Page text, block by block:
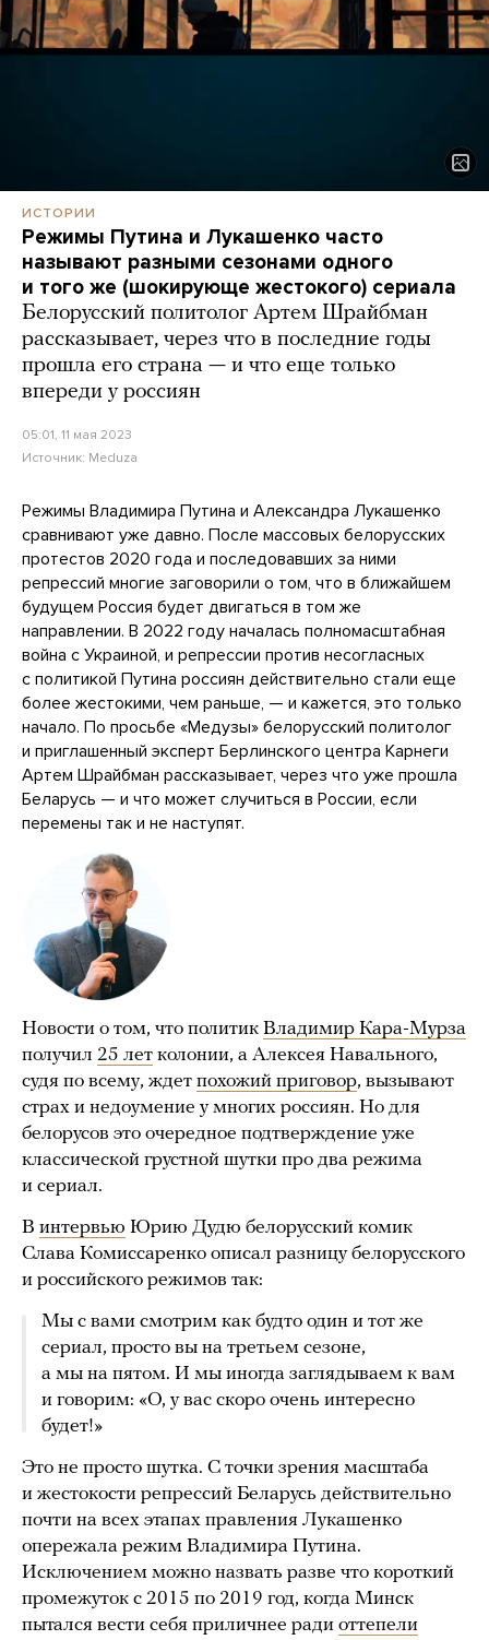
ИСТОРИИ
Режимы Путина и Лукашенко часто
называют разными сезонами одного
и того же (шокирующе жестокого) сериала
Белорусский политолог Артем Шрайбман
рассказывает, через что в последние годы
прошла его страна — и что еще только
впереди у россиян
05:01, 11 мая 2023
Источник: Meduza
Режимы Владимира Путина и Александра Лукашенко
сравнивают уже давно. После массовых белорусских
протестов 2020 года и последовавших за ними
репрессий многие заговорили о том, что в ближайшем
будущем Россия будет двигаться в том же
направлении. В 2022 году началась полномасштабная
война с Украиной, и репрессии против несогласных
с политикой Путина россиян действительно стали еще
более жестокими, чем раньше, — и кажется, это только
начало. По просьбе «Медузы» белорусский политолог
и приглашенный эксперт Берлинского центра Карнеги
Артем Шрайбман рассказывает, через что уже прошла
Беларусь — и что может случиться в России, если
перемены так и не наступят.
Новости о том, что политик Владимир Кара-Мурза
получил 25 лет колонии, а Алексея Навального,
судя по всему, ждет похожий приговор, вызывают
страх и недоумение у многих россиян. Но для
белорусов это очередное подтверждение уже
классической грустной шутки про два режима
и сериал.
В интервью Юрию Дудю белорусский комик
Слава Комиссаренко описал разницу белорусского
и российского режимов так:
Мы с вами смотрим как будто один и тот же
сериал, просто вы на третьем сезоне,
а мы на пятом. И мы иногда заглядываем к вам
и говорим: «О, у вас скоро очень интересно
будет!»
Это не просто шутка. С точки зрения масштаба
и жестокости репрессий Беларусь действительно
почти на всех этапах правления Лукашенко
опережала режим Владимира Путина.
Исключением можно назвать разве что короткий
промежуток с 2015 по 2019 год, когда Минск
пытался вести себя приличнее ради оттепели